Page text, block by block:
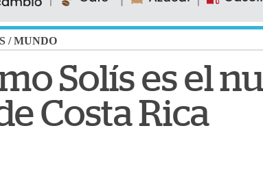
/MUNDO
Solís es el
Costa Rica